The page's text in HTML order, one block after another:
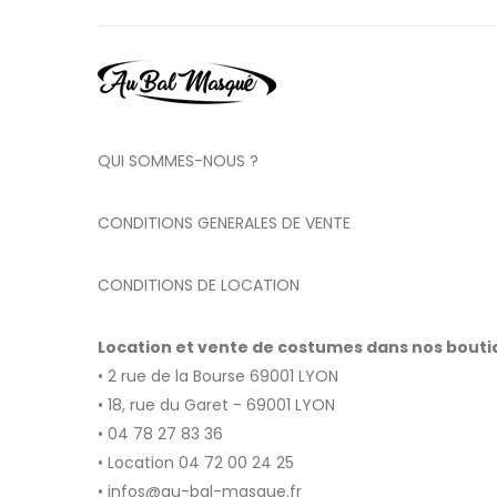
QUI SOMMES-NOUS ?
CONDITIONS GENERALES DE VENTE
CONDITIONS DE LOCATION
Location et vente de costumes dans nos
• 2 rue de la Bourse 69001 LYON
• 18, rue du Garet - 69001 LYON
• 04 78 27 83 36
• Location 04 72 00 24 25
• infos@au-bal-masque.fr